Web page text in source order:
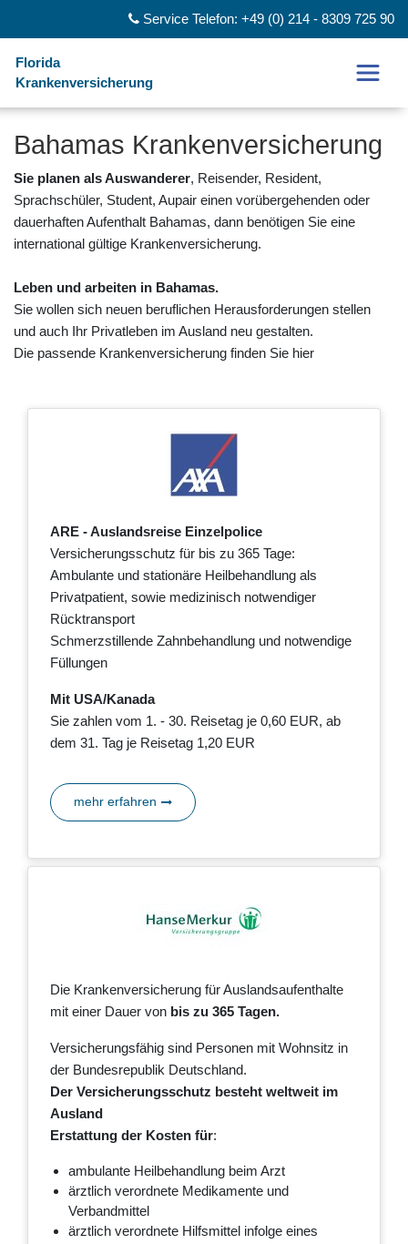
Service Telefon: +49 (0) 214 - 8309 725 90
Florida
Krankenversicherung
Bahamas Krankenversicherung
Sie planen als Auswanderer, Reisender, Resident,
Sprachschüler, Student, Aupair einen vorübergehenden oder
dauerhaften Aufenthalt Bahamas, dann benötigen Sie eine
international gültige Krankenversicherung.
Leben und arbeiten in Bahamas.
Sie wollen sich neuen beruflichen Herausforderungen stellen
und auch Ihr Privatleben im Ausland neu gestalten.
Die passende Krankenversicherung finden Sie hier
ARE - Auslandsreise Einzelpolice
Versicherungsschutz für bis zu 365 Tage:
Ambulante und stationäre Heilbehandlung als
Privatpatient, sowie medizinisch notwendiger
Rücktransport
Schmerzstillende Zahnbehandlung und notwendige
Füllungen
Mit USA/Kanada
Sie zahlen vom 1. - 30. Reisetag je 0,60 EUR, ab
dem 31. Tag je Reisetag 1,20 EUR
mehr erfahren
Die Krankenversicherung für Auslandsaufenthalte
mit einer Dauer von bis zu 365 Tagen.
Versicherungsfähig sind Personen mit Wohnsitz in
der Bundesrepublik Deutschland.
Der Versicherungsschutz besteht weltweit im
Ausland
Erstattung der Kosten für:
ambulante Heilbehandlung beim Arzt
ärztlich verordnete Medikamente und
Verbandmittel
ärztlich verordnete Hilfsmittel infolge eines